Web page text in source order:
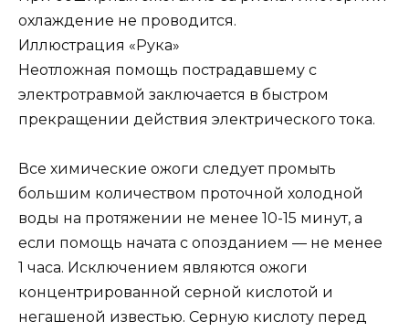
охлаждение не проводится.
Иллюстрация «Рука»
Неотложная помощь пострадавшему с
электротравмой заключается в быстром
прекращении действия электрического тока.
Все химические ожоги следует промыть
большим количеством проточной холодной
воды на протяжении не менее 10-15 минут, а
если помощь начата с опозданием — не менее
1 часа. Исключением являются ожоги
концентрированной серной кислотой и
негашеной известью. Серную кислоту перед